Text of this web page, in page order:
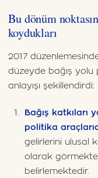
Bu dönüm
koydukları
2017
düzeyde bağış yolu
anlayışı şekillendirdi:
Bağış katkıları
politika
gelirlerini ulusal
olarak
belirlemektedir.